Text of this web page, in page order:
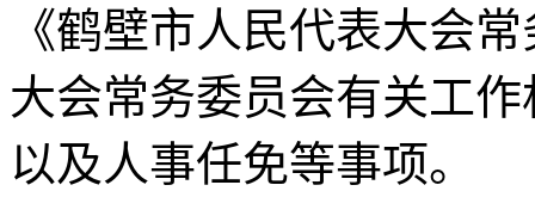
《鹤壁市人民代表大会
大会常务委员会有关工
以及人事任免等事项。